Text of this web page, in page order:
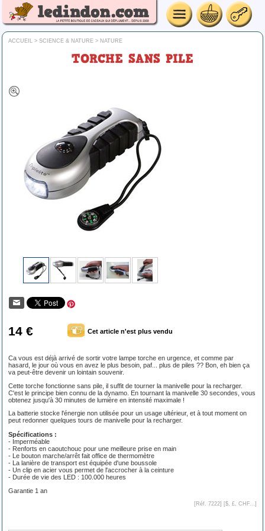
ACCUEIL > SCIENCE & NATURE > NATURE
TORCHE SANS PILE
14 € Cet article n'est plus vendu
Ca vous est déjà arrivé de sortir votre lampe torche en urgence, et comme par
hasard, le jour où vous en avez le plus besoin, paf... plus de piles ?? Bon, eh bien ça
va peut-être devenir un lointain souvenir.
Cette torche fonctionne sans pile, il suffit de tourner la manivelle pour la recharger.
C'est le principe bien connu de la dynamo. En tournant la manivelle 30 secondes, vous
obtenez jusqu'à 30 minutes de lumière en intensité maximale !
La batterie stocke l'énergie non utilisée pour un usage ultérieur, et à tout moment on
peut redonner quelques tours de manivelle pour la recharger.
Spécifications :
- Imperméable
- Renforts en caoutchouc pour une meilleure prise en main
- Le bouton marche/arrêt fait office de thermomètre
- La lanière de transport est équipée d'une boussole
- Un clip en acier vous permet de l'accrocher à la ceinture
- Durée de vie des LED : 100.000 heures
Garantie 1 an
[Réf. 7222] [$, £, CHF... ]